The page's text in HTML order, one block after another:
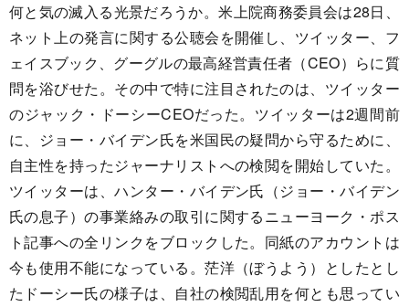
何と気の滅入る光景だろうか。米上院商務委員会は28日、
ネット上の発言に関する公聴会を開催し、ツイッター、フ
ェイスブック、グーグルの最高経営責任者（CEO）らに質
問を浴びせた。その中で特に注目されたのは、ツイッター
のジャック・ドーシーCEOだった。ツイッターは2週間前
に、ジョー・バイデン氏を米国民の疑問から守るために、
自主性を持ったジャーナリストへの検閲を開始していた。
ツイッターは、ハンター・バイデン氏（ジョー・バイデン
氏の息子）の事業絡みの取引に関するニューヨーク・ポス
ト記事への全リンクをブロックした。同紙のアカウントは
今も使用不能になっている。茫洋（ぼうよう）としたとし
たドーシー氏の様子は、自社の検閲乱用を何とも思ってい